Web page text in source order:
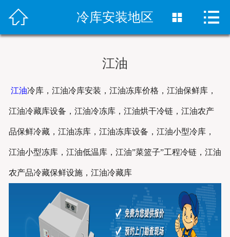
首页
销售网络
新闻资讯
联系我们
 冷库安装地区  
江油
江油冷库，江油冷库安装，江油冻库价格，江油保鲜库，
江油冷藏库设备，江油冷冻库，江油烘干冷链，江油农产
品保鲜冷藏，江油冻库，江油冻库设备，江油小型冷库，
江油小型冻库，江油低温库，江油”菜篮子”工程冷链，江油
农产品冷藏保鲜设施，江油冷藏库